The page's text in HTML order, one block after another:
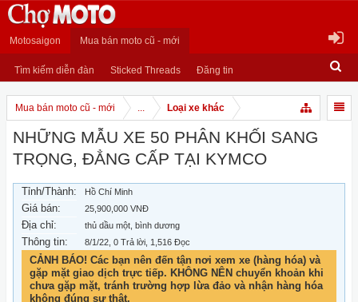
Motosaigon Mua bán moto cũ - mới
Tìm kiếm diễn đàn Sticked Threads Đăng tin
Mua bán moto cũ - mới ... Loại xe khác
NHỮNG MẪU XE 50 PHÂN KHỐI SANG
TRỌNG, ĐẲNG CẤP TẠI KYMCO
Tỉnh/Thành: Hồ Chí Minh
Giá bán: 25,900,000 VNĐ
Địa chỉ: thủ dầu một, bình dương
Thông tin: 8/1/22 , 0 Trả lời, 1,516 Đọc
CẢNH BÁO! Các bạn nên đến tận nơi xem xe (hàng hóa) và
gặp mặt giao dịch trực tiếp. KHÔNG NÊN chuyển khoản khi
chưa gặp mặt, tránh trường hợp lừa đảo và nhận hàng hóa
không đúng sự thật.